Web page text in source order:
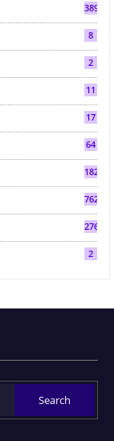
3892
8
2
11
17
64
182
7624
2763
2